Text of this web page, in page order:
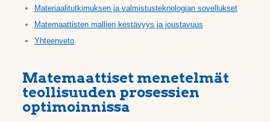
Materiaalitutkimuksen ja valmistusteknologian sovellukset
Matemaattisten mallien kestävyys ja joustavuus
Yhteenveto
Matemaattiset menetelmät
teollisuuden prosessien
optimoinnissa